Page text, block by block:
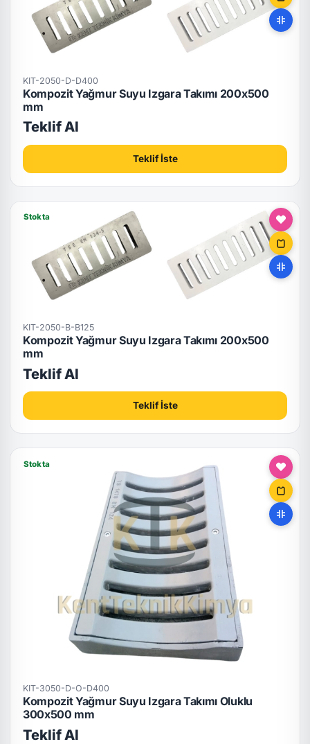
KIT-2050-D-D400
Kompozit Yağmur Suyu Izgara Takımı 200x500
mm
Teklif Al
Teklif İste
Stokta
KIT-2050-B-B125
Kompozit Yağmur Suyu Izgara Takımı 200x500
mm
Teklif Al
Teklif İste
Stokta
KIT-3050-D-O-D400
Kompozit Yağmur Suyu Izgara Takımı Oluklu
300x500 mm
Teklif Al